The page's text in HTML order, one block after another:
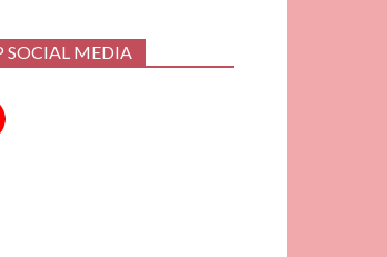
SOCIAL MEDIA